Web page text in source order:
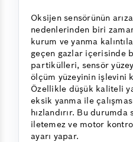
Oksijen sensörünün
nedenlerinden biri
kurum ve yanma
geçen gazlar içerisinde
partikülleri, sensör
ölçüm yüzeyinin işlevini
Özellikle düşük kaliteli
eksik yanma ile
hızlandırır. Bu
iletemez ve motor
ayarı yapar.